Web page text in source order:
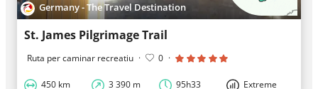
Germany - The Travel Destination
St. James Pilgrimage Trail
Ruta per caminar recreatiu · 0 ·
450 km 3 390 m 95h33 Extreme